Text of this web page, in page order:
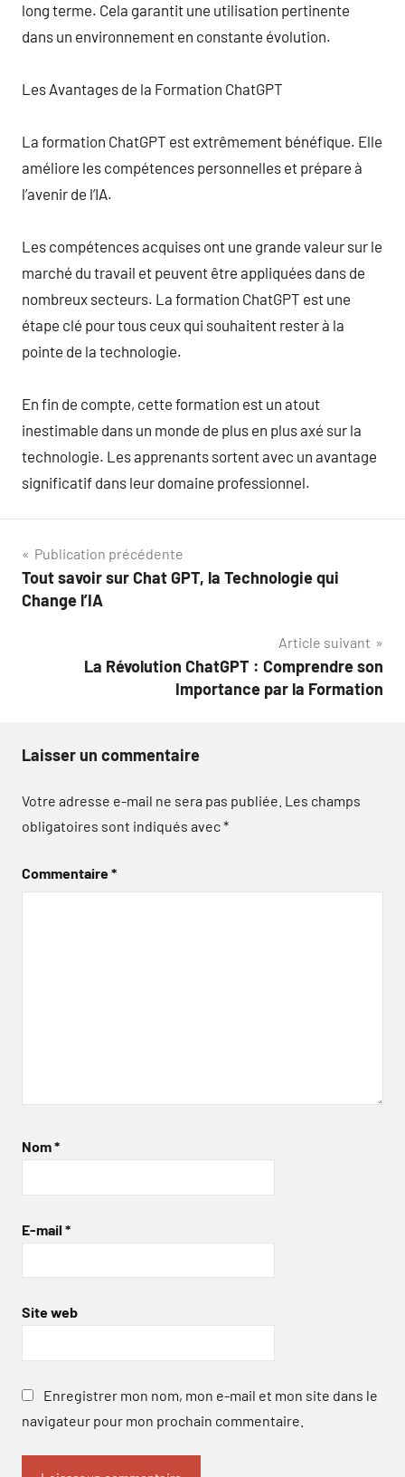
long terme. Cela garantit une utilisation pertinente
dans un environnement en constante évolution.
Les Avantages de la Formation ChatGPT
La formation ChatGPT est extrêmement bénéfique. Elle
améliore les compétences personnelles et prépare à
l’avenir de l’IA.
Les compétences acquises ont une grande valeur sur le
marché du travail et peuvent être appliquées dans de
nombreux secteurs. La formation ChatGPT est une
étape clé pour tous ceux qui souhaitent rester à la
pointe de la technologie.
En fin de compte, cette formation est un atout
inestimable dans un monde de plus en plus axé sur la
technologie. Les apprenants sortent avec un avantage
significatif dans leur domaine professionnel.
Navigation
de
Publication précédente
Tout savoir sur Chat GPT, la Technologie qui
Change l’IA
Article suivant
La Révolution ChatGPT : Comprendre son
Importance par la Formation
Laisser un commentaire
Votre adresse e-mail ne sera pas publiée. Les champs
obligatoires sont indiqués avec*
Commentaire*
Nom*
E-mail *
Site web
Enregistrer mon nom, mon e-mail et mon site dans le
navigateur pour mon prochain commentaire.